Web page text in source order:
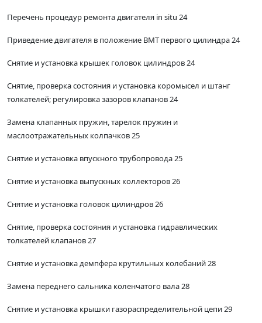
Перечень процедур ремонта двигателя in situ 24
Приведение двигателя в положение ВМТ первого цилиндра 24
Снятие и установка крышек головок цилиндров 24
Снятие, проверка состояния и установка коромысел и штанг
толкателей; регулировка зазоров клапанов 24
Замена клапанных пружин, тарелок пружин и
маслоотражательных колпачков 25
Снятие и установка впускного трубопровода 25
Снятие и установка выпускных коллекторов 26
Снятие и установка головок цилиндров 26
Снятие, проверка состояния и установка гидравлических
толкателей клапанов 27
Снятие и установка демпфера крутильных колебаний 28
Замена переднего сальника коленчатого вала 28
Снятие и установка крышки газораспределительной цепи 29